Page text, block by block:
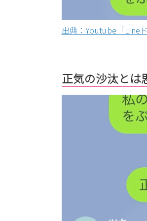
出典：Youtube「Lineド
正気の沙汰とは